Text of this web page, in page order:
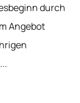
durch
Angebot